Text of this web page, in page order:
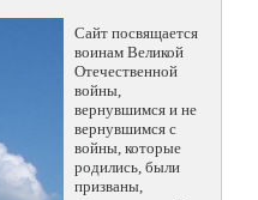
Сайт посвящается
воинам Великой
Отечественной
войны,
вернувшимся и не
вернувшимся с
войны, которые
родились, были
призваны,